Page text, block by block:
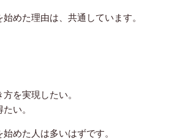
めた理由は、共通しています。
を実現したい。
い。
めた人は多いはずです。